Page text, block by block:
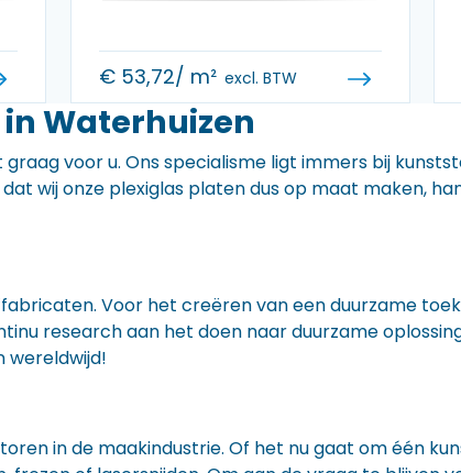
€53,72/ m² excl. BTW
Waterhuizen
voor u. Ons specialisme ligt immers bij
wij onze plexiglas platen dus op maat maken,
Voor het creëren van een duurzame
research aan het doen naar duurzame
wereldwijd!
in de maakindustrie. Of het nu gaat om één